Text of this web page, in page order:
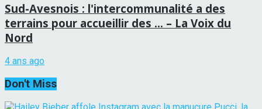
Sud-Avesnois : l'intercommunalité a des
terrains pour accueillir des … – La Voix du
Nord
4 ans ago
Don't Miss